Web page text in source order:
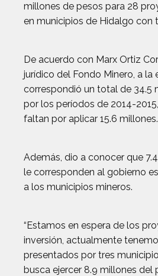
millones de pesos para 28
en municipios de Hidalgo con
De acuerdo con Marx Ortiz
jurídico del Fondo Minero, a la
correspondió un total de 34.5
por los períodos de 2014-
faltan por aplicar 15.6 millones.
Además, dio a conocer que
le corresponden al gobierno
a los municipios mineros.
“Estamos en espera de los
inversión, actualmente
presentados por tres
busca ejercer 8.9 millones del